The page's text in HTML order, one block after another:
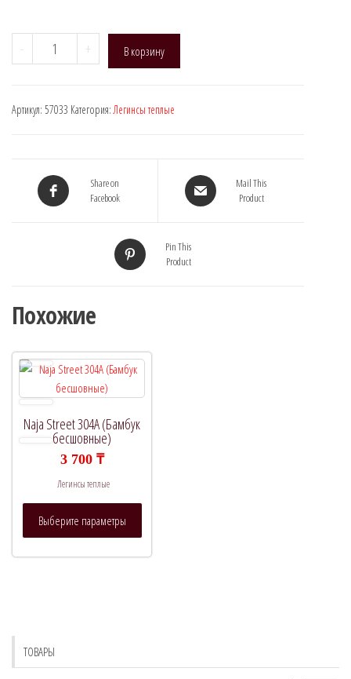
-
Количество
товара
(Лосины
+ В корзину
Артикул: 57033 Категория:Легинсы теплые
Share on
Facebook
Mail This
Product
Pin This
Product
Похожие
Naja Street 304A (Бамбук
бесшовные)
3 700 ₸
Легинсы теплые
Выберите параметры
Этот
ТОВАРЫ